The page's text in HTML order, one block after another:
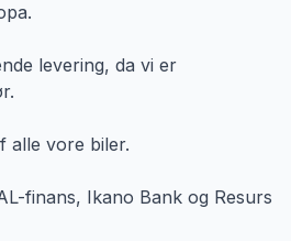
levering, da vi er
alle vore biler.
finans, Ikano Bank og Resurs